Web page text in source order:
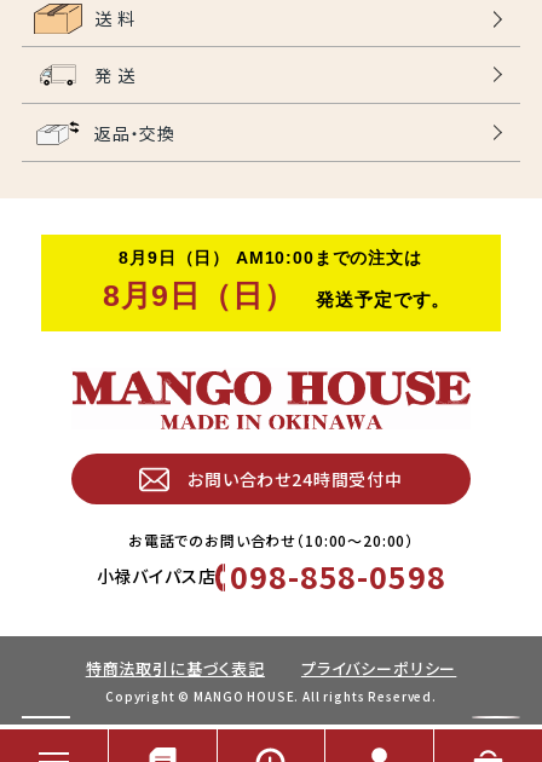
送 料
発 送
返品・交換
お問い合わせ24時間受付中
お電話でのお問い合わせ（10:00〜20:00）
小禄バイパス店 098-858-0598
特商法取引に基づく表記 プライバシーポリシー
Copyright © MANGO HOUSE. All rights Reserved.